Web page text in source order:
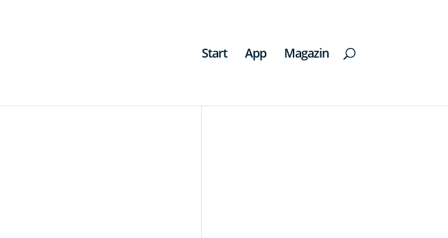
Start App Magazin